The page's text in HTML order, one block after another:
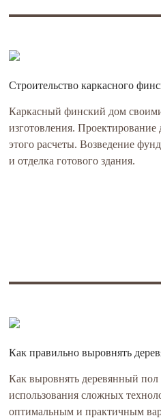
Строительство каркасного
Каркасный финский дом
изготовления.
этого расчеты. Возведение
и отделка готового здания.
Как правильно выровнять
Как выровнять деревянный
использования сложных
оптимальным и практичным